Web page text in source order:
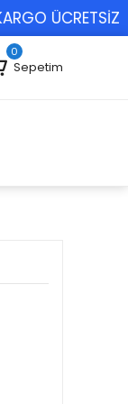
ÜCRETSİZ
0
Sepetim